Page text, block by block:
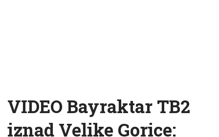
VIDEO Bayraktar TB2
iznad Velike Gorice: